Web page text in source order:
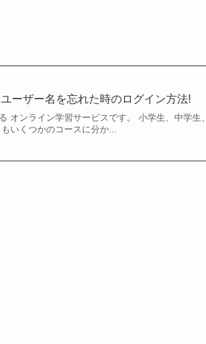
ーザー名を忘れた時のログイン方法!
オンライン学習サービスです。 小学生、中学生、
いくつかのコースに分か...